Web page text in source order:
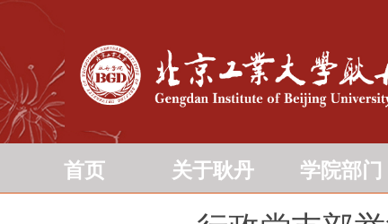
首页 关于耿丹 学院部门